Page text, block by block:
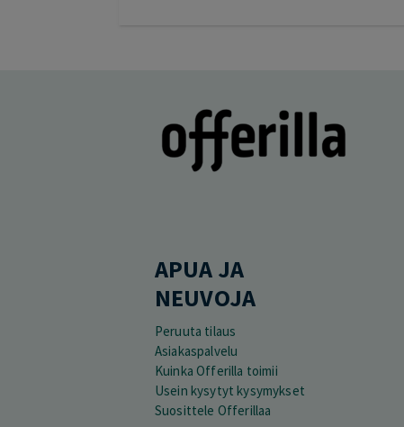
APUA JA
NEUVOJA
Peruuta tilaus
Asiakaspalvelu
Kuinka Offerilla toimii
Usein kysytyt kysymykset
Suosittele Offerillaa